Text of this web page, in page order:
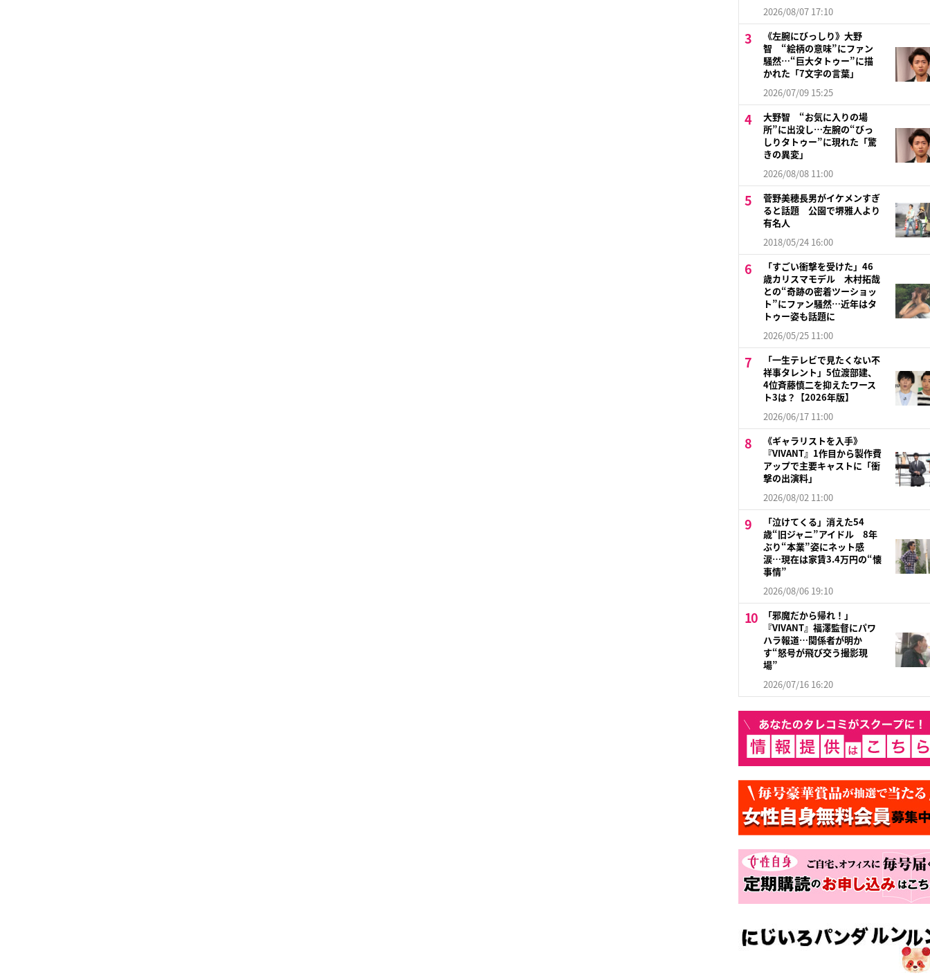
2026/08/07 17:10
《左腕にびっしり》大野
智 “絵柄の意味”にファン
騒然…“巨大タトゥー”に描
かれた「7文字の言葉」
2026/07/09 15:25
大野智 “お気に入りの場
所”に出没し…左腕の“びっ
しりタトゥー”に現れた「驚
きの異変」
2026/08/08 11:00
菅野美穂長男がイケメンすぎ
ると話題 公園で堺雅人より
有名人
2018/05/24 16:00
「すごい衝撃を受けた」46
歳カリスマモデル 木村拓哉
との“奇跡の密着ツーショッ
ト”にファン騒然…近年はタ
トゥー姿も話題に
2026/05/25 11:00
「一生テレビで見たくない不
祥事タレント」5位渡部建、
4位斉藤慎二を抑えたワース
ト3は？【2026年版】
2026/06/17 11:00
《ギャラリストを入手》
『VIVANT』1作目から製作費
アップで主要キャストに「衝
撃の出演料」
2026/08/02 11:00
「泣けてくる」消えた54
歳“旧ジャニ”アイドル 8年
ぶり“本業”姿にネット感
涙…現在は家賃3.4万円の“懐
事情”
2026/08/06 19:10
「邪魔だから帰れ！」
『VIVANT』福澤監督にパワ
ハラ報道…関係者が明か
す“怒号が飛び交う撮影現
場”
2026/07/16 16:20